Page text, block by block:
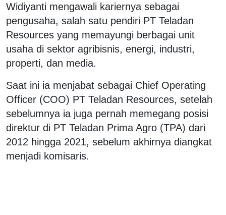
Widiyanti mengawali kariernya sebagai
pengusaha, salah satu pendiri PT Teladan
Resources yang memayungi berbagai unit
usaha di sektor agribisnis, energi, industri,
properti, dan media.
Saat ini ia menjabat sebagai Chief Operating
Officer (COO) PT Teladan Resources, setelah
sebelumnya ia juga pernah memegang posisi
direktur di PT Teladan Prima Agro (TPA) dari
2012 hingga 2021, sebelum akhirnya diangkat
menjadi komisaris.